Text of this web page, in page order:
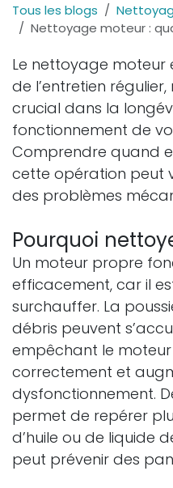
Tous les blogs
Nettoyage moteur :
Le nettoyage moteur
de l’entretien
crucial dans la
fonctionnement de
Comprendre quand
cette opération peut
des problèmes
Pourquoi
Un moteur propre
efficacement, car il
surchauffer. La
débris peuvent
empêchant le
correctement et
dysfonctionnement.
permet de repérer
d’huile ou de liquide
peut prévenir des